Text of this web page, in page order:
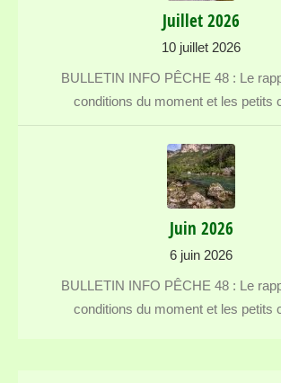
Juillet 2026
10 juillet 2026
BULLETIN INFO PÊCHE 48 : Le
conditions du moment et les petits
Juin 2026
6 juin 2026
BULLETIN INFO PÊCHE 48 : Le
conditions du moment et les petits